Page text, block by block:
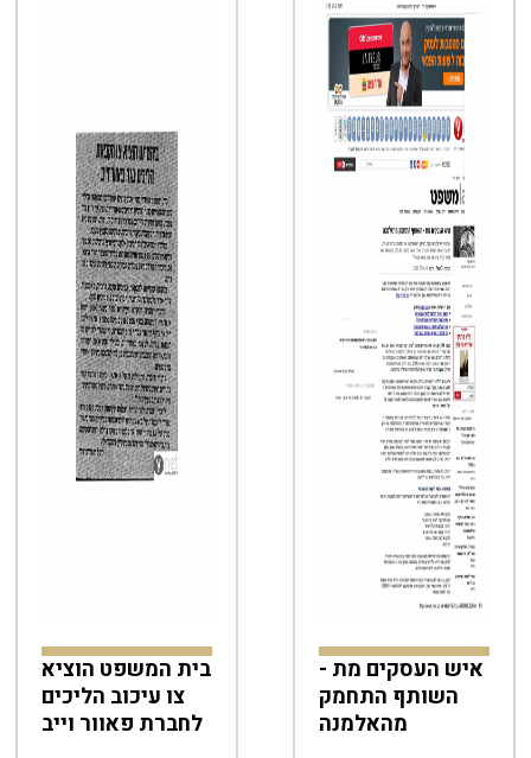
בית המשפט הוציא
צו עיכוב הליכים
לחברת פאוור וייב
איש העסקים מת -
השותף התחמק
מהאלמנה